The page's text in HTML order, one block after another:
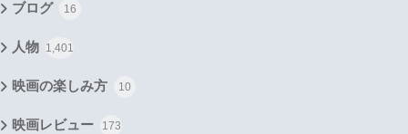
ブログ 16
人物 1,401
映画の楽しみ方 10
映画レビュー 173